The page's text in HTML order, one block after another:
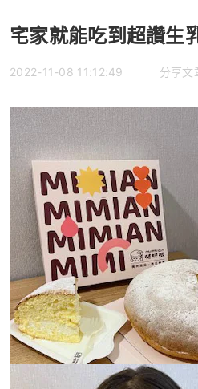
宅家就能吃到超讚生
2022-11-08 11:12:49 分享文